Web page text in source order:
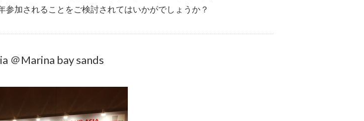
加されることをご検討されてはいかがでしょうか？
Marina bay sands